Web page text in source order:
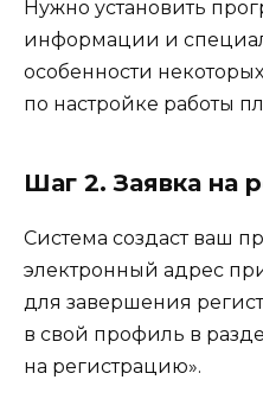
Нужно установить
информации и
особенности
по настройке работы
Шаг 2. Заявка на
Система создаст ваш
электронный адрес
для завершения
в свой профиль в
на регистрацию».